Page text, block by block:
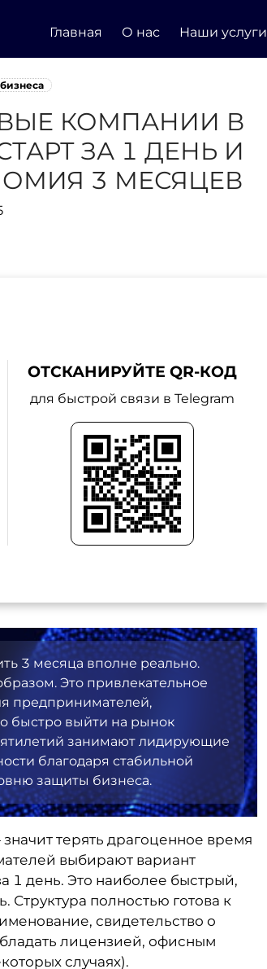
Главная О нас Наши услуги
КОМПАНИИ В
ЗА 1 ДЕНЬ И
3 МЕСЯЦЕВ
ОТСКАНИРУЙТЕ QR-КОД
для быстрой связи в Telegram
3 месяца вполне реально.
Это привлекательное
предпринимателей,
быстро выйти на рынок
занимают лидирующие
благодаря стабильной
защиты бизнеса.
терять драгоценное время
выбирают вариант
1 день. Это наиболее быстрый,
Структура полностью готова к
свидетельство о
лицензией, офисным
случаях).